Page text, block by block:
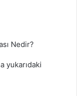
Nedir?
yukarıdaki